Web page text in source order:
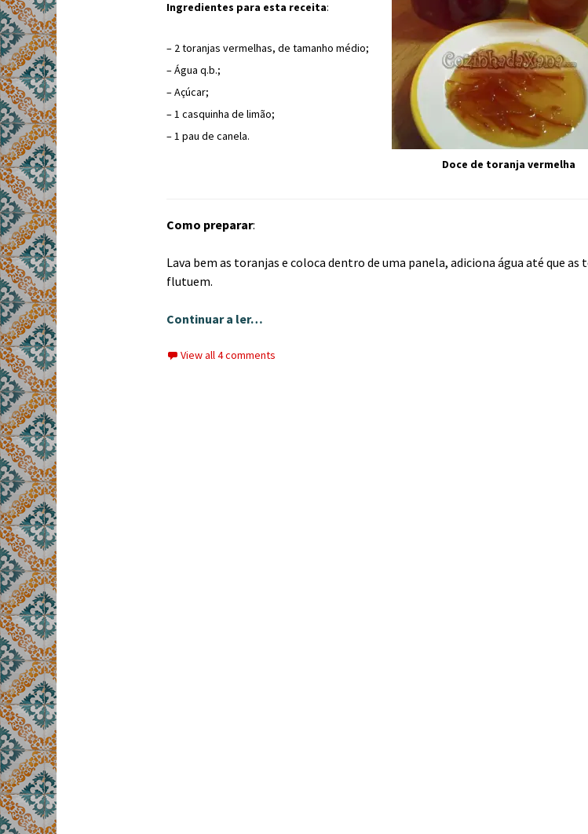
Ingredientes para esta receita:
– 2 toranjas vermelhas, de tamanho médio;
– Água q.b.;
– Açúcar;
– 1 casquinha de limão;
– 1 pau de canela.
Doce de toranja vermelha
Como preparar:
Lava bem as toranjas e coloca dentro de uma panela, adiciona água até que as
flutuem.
Continuar a ler…
View all 4 comments